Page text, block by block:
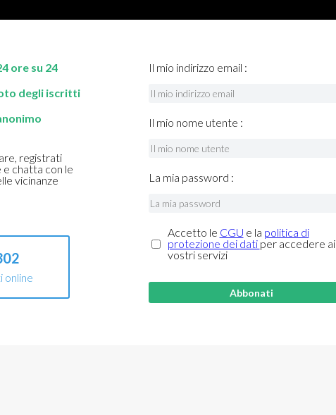
ore su 24
degli iscritti
registrati
chatta con le
vicinanze
online
Il mio indirizzo email :
Il mio nome utente :
La mia password :
Accetto le CGU e la politica di
protezione dei dati per accedere ai
vostri servizi